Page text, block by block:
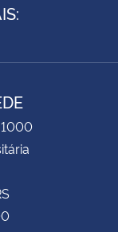
1000